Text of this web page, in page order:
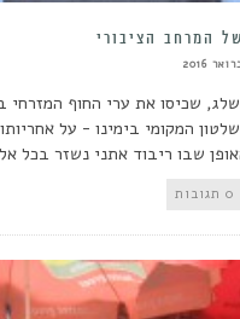
המרחב הציבורי
שכיסו את ערי החוף המזרחי
המקומי בימינו - על
שבו ריבוד אתני נשזר בכל
0 תגובות